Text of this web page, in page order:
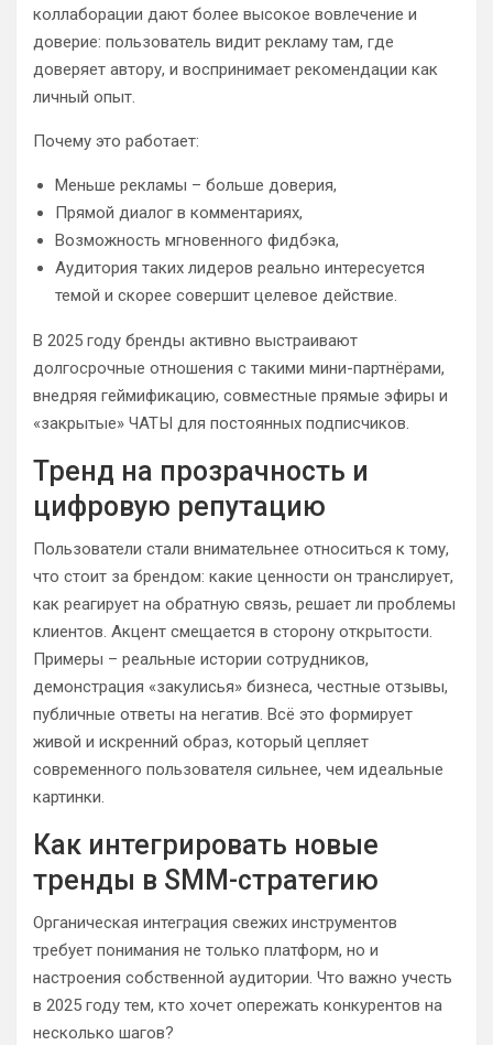
коллаборации дают более высокое вовлечение и
доверие: пользователь видит рекламу там, где
доверяет автору, и воспринимает рекомендации как
личный опыт.
Почему это работает:
Меньше рекламы – больше доверия,
Прямой диалог в комментариях,
Возможность мгновенного фидбэка,
Аудитория таких лидеров реально интересуется
темой и скорее совершит целевое действие.
В 2025 году бренды активно выстраивают
долгосрочные отношения с такими мини-партнёрами,
внедряя геймификацию, совместные прямые эфиры и
«закрытые» ЧАТЫ для постоянных подписчиков.
Тренд на прозрачность и
цифровую репутацию
Пользователи стали внимательнее относиться к тому,
что стоит за брендом: какие ценности он транслирует,
как реагирует на обратную связь, решает ли проблемы
клиентов. Акцент смещается в сторону открытости.
Примеры – реальные истории сотрудников,
демонстрация «закулисья» бизнеса, честные отзывы,
публичные ответы на негатив. Всё это формирует
живой и искренний образ, который цепляет
современного пользователя сильнее, чем идеальные
картинки.
Как интегрировать новые
тренды в SMM-стратегию
Органическая интеграция свежих инструментов
требует понимания не только платформ, но и
настроения собственной аудитории. Что важно учесть
в 2025 году тем, кто хочет опережать конкурентов на
несколько шагов?